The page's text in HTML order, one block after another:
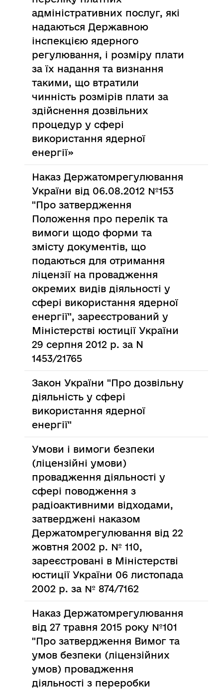
адміністративних послуг, які
надаються Державною
інспекцією ядерного
регулювання, і розміру плати
за їх надання та визнання
такими, що втратили
чинність розмірів плати за
здійснення дозвільних
процедур у сфері
використання ядерної
енергії»
Наказ Держатомрегулювання
України від 06.08.2012 №153
"Про затвердження
Положення про перелік та
вимоги щодо форми та
змісту документів, що
подаються для отримання
ліцензії на провадження
окремих видів діяльності у
сфері використання ядерної
енергії", зареєстрований у
Міністерстві юстиції України
29 серпня 2012 р. за N
1453/21765
Закон України "Про дозвільну
діяльність у сфері
використання ядерної
енергії"
Умови і вимоги безпеки
(ліцензійні умови)
провадження діяльності у
сфері поводження з
радіоактивними відходами,
затверджені наказом
Держатомрегулювання від 22
жовтня 2002 р. № 110,
зареєстровані в Міністерстві
юстиції України 06 листопада
2002 р. за № 874/7162
Наказ Держатомрегулювання
від 27 травня 2015 року №101
"Про затвердження Вимог та
умов безпеки (ліцензійних
умов) провадження
діяльності з переробки